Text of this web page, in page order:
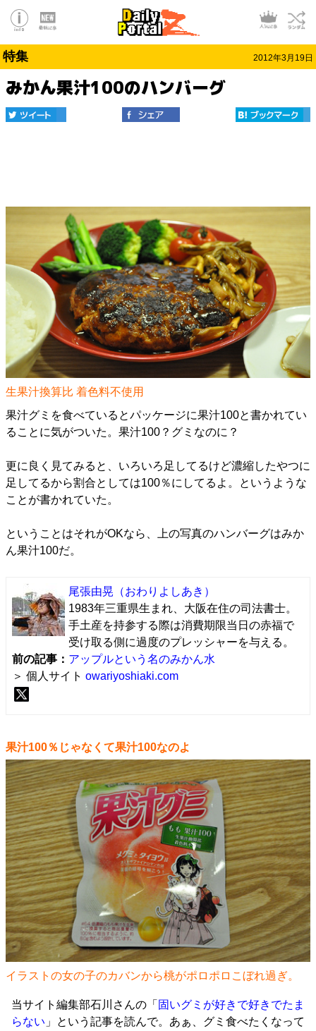
特集 2012年3月19日
みかん果汁100のハンバーグ
生果汁換算比 着色料不使用
果汁グミを食べているとパッケージに果汁100と書かれてい
ることに気がついた。果汁100？グミなのに？
更に良く見てみると、いろいろ足してるけど濃縮したやつに
足してるから割合としては100％にしてるよ。というような
ことが書かれていた。
ということはそれがOKなら、上の写真のハンバーグはみか
ん果汁100だ。
尾張由晃 （おわりよしあき）
1983年三重県生まれ、大阪在住の司法書士。
手土産を持参する際は消費期限当日の赤福で
受け取る側に過度のプレッシャーを与える。
前の記事： アップルという名のみかん水
＞ 個人サイト owariyoshiaki.com
果汁100％じゃなくて果汁100なのよ
イラストの女の子のカバンから桃がポロポロこぼれ過ぎ。
当サイト編集部石川さんの「 固いグミが好きで好きでたま
らない 」という記事を読んで。あぁ、グミ食べたくなって